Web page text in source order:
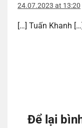
24.07.2023 at 13:20
[…] Tuấn Khanh […]
Để lại